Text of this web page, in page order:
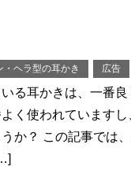
・ヘラ型の耳かき 広告
る耳かきは、一番
く使われていますし
か？ この記事では